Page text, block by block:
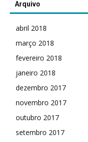
Arquivo
abril 2018
março 2018
fevereiro 2018
janeiro 2018
dezembro 2017
novembro 2017
outubro 2017
setembro 2017